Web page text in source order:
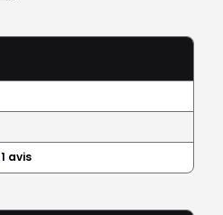
1 avis